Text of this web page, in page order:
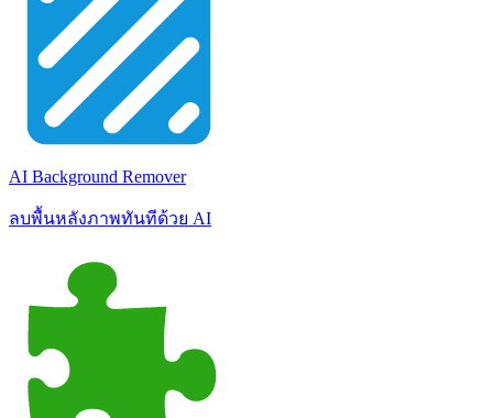
AI Background Remover
ลบพื้นหลังภาพทันทีด้วย AI